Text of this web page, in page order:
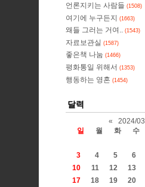
언론지키는 사람들 (1508)
여기에 누구든지 (1663)
왜들 그러는 거여.. (1543)
자료보관실 (1587)
좋은책 나눔 (1466)
평화통일 위해서 (1353)
행동하는 영혼 (1454)
달력
« 2024/03
일
월 화 수
3
4 5 6
10
11 12 13
17
18 19 20